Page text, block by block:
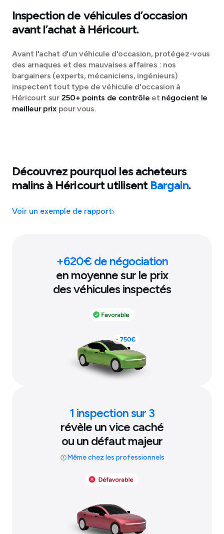
Inspection de véhicules d’occasion
avant l’achat à Héricourt.
Avant l'achat d'un véhicule d'occasion, protégez-vous
des arnaques et des mauvaises affaires : nos
bargainers (experts, mécaniciens, ingénieurs)
inspectent tout type de véhicule d'occasion à
Héricourt sur 250+ points de contrôle et négocient le
meilleur prixpour vous.
Découvrez pourquoi les acheteurs
malins à Héricourtutilisent Bargain.
Voir un exemple de rapport
+620€ de négociation
en moyenne sur le prix
des véhicules inspectés
1 inspection sur 3
révèle un vice caché
ou un défaut majeur
Même chez les professionnels